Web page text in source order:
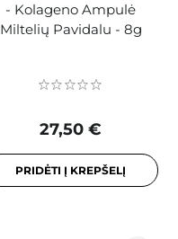
- Kolageno Ampulė
Miltelių Pavidalu - 8g
27,50 €
PRIDĖTI Į KREPŠELĮ